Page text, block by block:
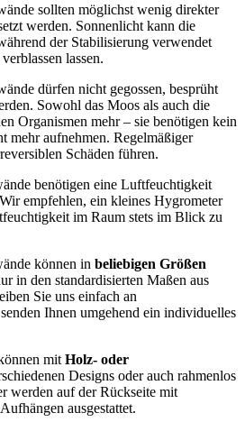
sollten möglichst wenig direkter
werden. Sonnenlicht kann die
der Stabilisierung verwendet
lassen.
dürfen nicht gegossen, besprüht
Sowohl das Moos als auch die
Organismen mehr – sie benötigen kein
mehr aufnehmen. Regelmäßiger
Schäden führen.
benötigen eine Luftfeuchtigkeit
empfehlen, ein kleines Hygrometer
im Raum stets im Blick zu
können in beliebigen Größen
in den standardisierten Maßen aus
Sie uns einfach an
Ihnen umgehend ein individuelles
mit Holz- oder
Designs oder auch rahmenlos
werden auf der Rückseite mit
ausgestattet.